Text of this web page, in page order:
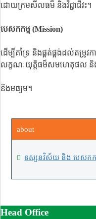
ដោយក្រមសីលធម៏​ និងវិជ្ជាជីវះ។
បេសកកម្ម (Mission)
ដើម្បីគាំទ្រ និងផ្គត់ផ្គង់ដល់តម្រូវក
លក្ខណៈយុត្តិធម៏សមហេតុផល និ
និងមធ្យម។
about
ទស្សនវិស័យ និង បេសកក
Head Office